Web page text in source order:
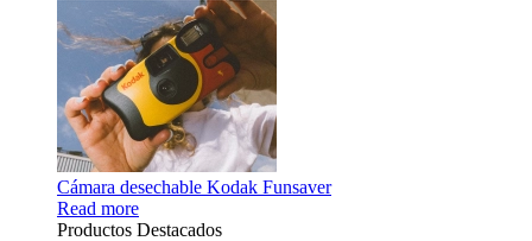
Cámara desechable Kodak Funsaver
Read more
Productos Destacados